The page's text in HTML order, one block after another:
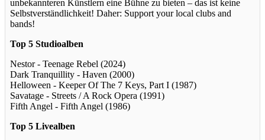
unbekannteren Künstlern eine Bühne zu bieten – das ist keine
Selbstverständlichkeit! Daher: Support your local clubs and
bands!
Top 5 Studioalben
Nestor - Teenage Rebel (2024)
Dark Tranquillity - Haven (2000)
Helloween - Keeper Of The 7 Keys, Part I (1987)
Savatage - Streets / A Rock Opera (1991)
Fifth Angel - Fifth Angel (1986)
Top 5 Livealben